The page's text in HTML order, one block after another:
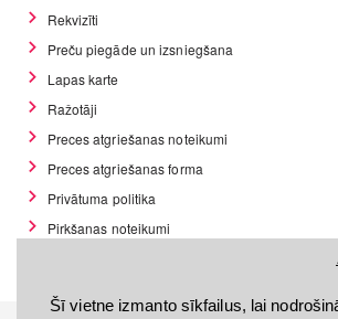
Šī vietne izmanto sīkfailus, lai
Rekvizīti
Preču piegāde un izsniegšana
Lapas karte
Ražotāji
Preces atgriešanas noteikumi
Preces atgriešanas forma
Privātuma politika
Pirkšanas noteikumi